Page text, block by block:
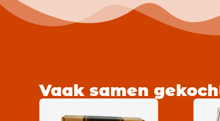
Vaak samen